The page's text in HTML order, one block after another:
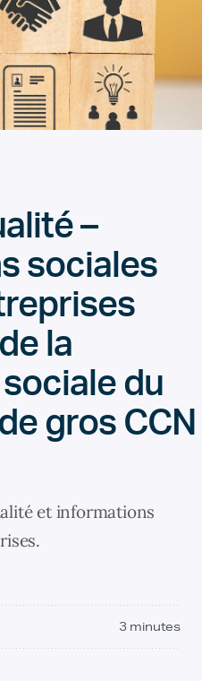
–
sociales
la
du
gros CCN
et informations
3 minutes